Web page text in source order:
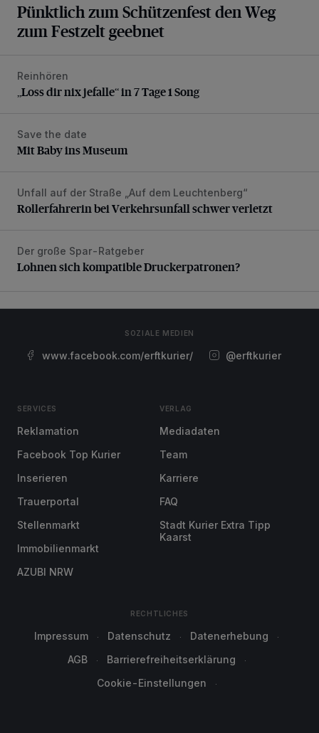
Pünktlich zum Schützenfest den Weg
zum Festzelt geebnet
„Loss dir nix jefalle“ in 7 Tage 1 Song
Reinhören
„Loss dir nix jefalle“ in 7 Tage 1 Song
Mit Baby ins Museum
Save the date
Mit Baby ins Museum
Rollerfahrerin bei Verkehrsunfall schwer verletzt
Unfall auf der Straße „Auf dem Leuchtenberg“
Rollerfahrerin bei Verkehrsunfall schwer verletzt
Lohnen sich kompatible Druckerpatronen?
Der große Spar-Ratgeber
Lohnen sich kompatible Druckerpatronen?
SOZIALE MEDIEN
www.facebook.com/erftkurier/ @erftkurier
SERVICES
Reklamation
Facebook Top Kurier
Inserieren
Trauerportal
Stellenmarkt
Immobilienmarkt
AZUBI NRW
VERLAG
Mediadaten
Team
Karriere
FAQ
Stadt Kurier Extra Tipp
Kaarst
RECHTLICHES
Impressum Datenschutz
Datenerhebung
AGB
Barrierefreiheitserklärung
Cookie-Einstellungen